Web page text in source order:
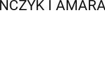
I